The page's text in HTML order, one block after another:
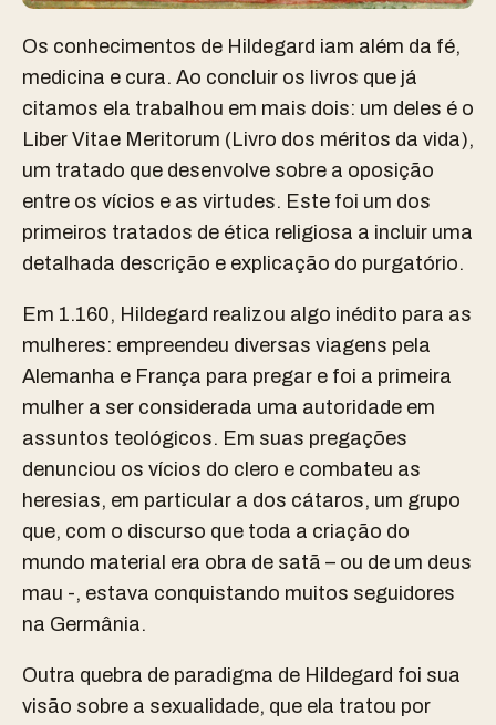
Os conhecimentos de Hildegard iam além da fé,
medicina e cura. Ao concluir os livros que já
citamos ela trabalhou em mais dois: um deles é o
Liber Vitae Meritorum (Livro dos méritos da vida),
um tratado que desenvolve sobre a oposição
entre os vícios e as virtudes. Este foi um dos
primeiros tratados de ética religiosa a incluir uma
detalhada descrição e explicação do purgatório.
Em 1.160, Hildegard realizou algo inédito para as
mulheres: empreendeu diversas viagens pela
Alemanha e França para pregar e foi a primeira
mulher a ser considerada uma autoridade em
assuntos teológicos. Em suas pregações
denunciou os vícios do clero e combateu as
heresias, em particular a dos cátaros, um grupo
que, com o discurso que toda a criação do
mundo material era obra de satã – ou de um deus
mau -, estava conquistando muitos seguidores
na Germânia.
Outra quebra de paradigma de Hildegard foi sua
visão sobre a sexualidade, que ela tratou por